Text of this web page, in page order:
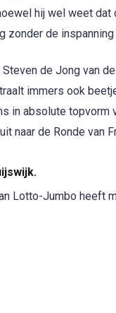
hij wel weet dat
zonder de
de Jong van
immers ook
in absolute topvorm
naar de Ronde van
Lotto-Jumbo heeft